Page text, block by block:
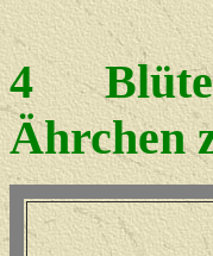
4
Ährchen